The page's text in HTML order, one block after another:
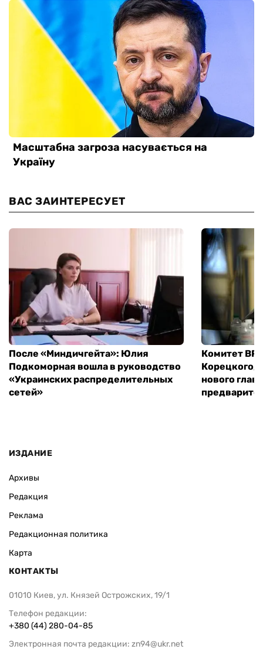
ВАС ЗАИНТЕРЕСУЕТ
После «Миндичгейта»: Юлия
Подкоморная вошла в руководство
«Украинских распределительных
сетей»
Комитет ВР
Корецкого,
нового
ИЗДАНИЕ
Архивы
Редакция
Реклама
Редакционная политика
Карта
КОНТАКТЫ
01010 Киев, ул. Князей Острожских, 19/1
Телефон редакции:
+380 (44) 280-04-85
Электронная почта редакции: zn94@ukr.net